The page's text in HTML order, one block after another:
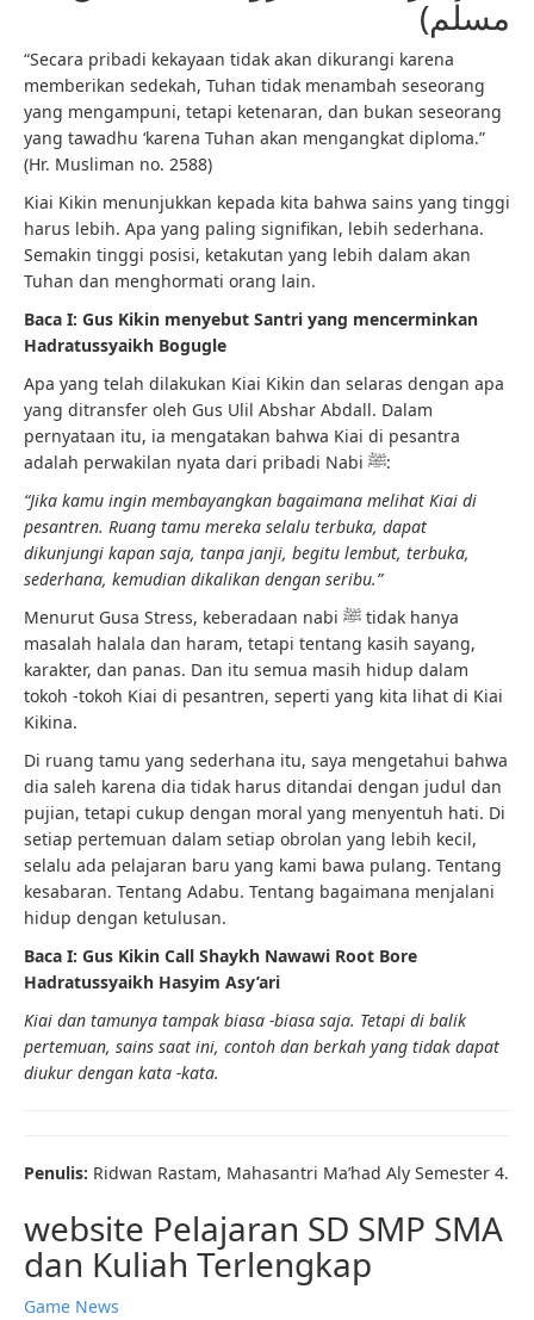
مسلم)
“Secara pribadi kekayaan tidak akan dikurangi karena
memberikan sedekah, Tuhan tidak menambah seseorang
yang mengampuni, tetapi ketenaran, dan bukan seseorang
yang tawadhu ‘karena Tuhan akan mengangkat diploma.”
(Hr. Musliman no. 2588)
Kiai Kikin menunjukkan kepada kita bahwa sains yang tinggi
harus lebih. Apa yang paling signifikan, lebih sederhana.
Semakin tinggi posisi, ketakutan yang lebih dalam akan
Tuhan dan menghormati orang lain.
Baca I: Gus Kikin menyebut Santri yang mencerminkan
Hadratussyaikh Bogugle
Apa yang telah dilakukan Kiai Kikin dan selaras dengan apa
yang ditransfer oleh Gus Ulil Abshar Abdall. Dalam
pernyataan itu, ia mengatakan bahwa Kiai di pesantra
adalah perwakilan nyata dari pribadi Nabi ﷺ:
“Jika kamu ingin membayangkan bagaimana melihat Kiai di
pesantren. Ruang tamu mereka selalu terbuka, dapat
dikunjungi kapan saja, tanpa janji, begitu lembut, terbuka,
sederhana, kemudian dikalikan dengan seribu.”
Menurut Gusa Stress, keberadaan nabi ﷺ tidak hanya
masalah halala dan haram, tetapi tentang kasih sayang,
karakter, dan panas. Dan itu semua masih hidup dalam
tokoh -tokoh Kiai di pesantren, seperti yang kita lihat di Kiai
Kikina.
Di ruang tamu yang sederhana itu, saya mengetahui bahwa
dia saleh karena dia tidak harus ditandai dengan judul dan
pujian, tetapi cukup dengan moral yang menyentuh hati. Di
setiap pertemuan dalam setiap obrolan yang lebih kecil,
selalu ada pelajaran baru yang kami bawa pulang. Tentang
kesabaran. Tentang Adabu. Tentang bagaimana menjalani
hidup dengan ketulusan.
Baca I: Gus Kikin Call Shaykh Nawawi Root Bore
Hadratussyaikh Hasyim Asy’ari
Kiai dan tamunya tampak biasa -biasa saja. Tetapi di balik
pertemuan, sains saat ini, contoh dan berkah yang tidak dapat
diukur dengan kata -kata.
Penulis: Ridwan Rastam, Mahasantri Ma’had Aly Semester 4.
website Pelajaran SD SMP SMA
dan Kuliah Terlengkap
Game News